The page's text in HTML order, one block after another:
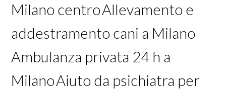
Milano centroAllevamento e
addestramento cani a Milano
Ambulanza privata 24 h a
MilanoAiuto da psichiatra per